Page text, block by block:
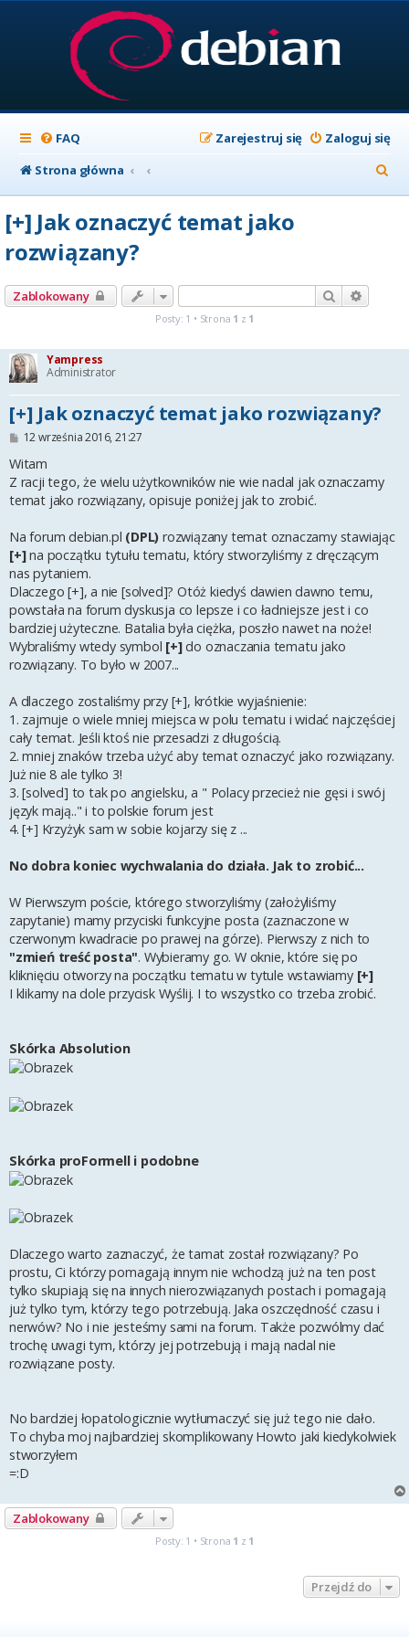
FAQ Zaloguj się
Zarejestruj się
Strona główna
z
[+] Jak oznaczyć temat jako
rozwiązany?
Zablokowany Szukaj
Posty: 1 • Strona 1 z 1
Yampress
Administrator
[+] Jak oznaczyć temat jako rozwiązany?
P
s
12 września 2016, 21:27
Witam
Z racji tego, że wielu użytkowników nie wie nadal jak oznaczamy
temat jako rozwiązany, opisuje poniżej jak to zrobić.
Na forum debian.pl (DPL) rozwiązany temat oznaczamy stawiając
[+]na początku tytułu tematu, który stworzyliśmy z dręczącym
nas pytaniem.
Dlaczego [+], a nie [solved]? Otóż kiedyś dawien dawno temu,
powstała na forum dyskusja co lepsze i co ładniejsze jest i co
bardziej użyteczne. Batalia była ciężka, poszło nawet na noże!
Wybraliśmy wtedy symbol [+]do oznaczania tematu jako
rozwiązany. To było w 2007...
A dlaczego zostaliśmy przy [+], krótkie wyjaśnienie:
1. zajmuje o wiele mniej miejsca w polu tematu i widać najczęściej
cały temat. Jeśli ktoś nie przesadzi z długością.
2. mniej znaków trzeba użyć aby temat oznaczyć jako rozwiązany.
Już nie 8 ale tylko 3!
3. [solved] to tak po angielsku, a " Polacy przecież nie gęsi i swój
język mają.." i to polskie forum jest
4. [+] Krzyżyk sam w sobie kojarzy się z ...
No dobra koniec wychwalania do działa. Jak to zrobić...
W Pierwszym poście, którego stworzyliśmy (założyliśmy
zapytanie) mamy przyciski funkcyjne posta (zaznaczone w
czerwonym kwadracie po prawej na górze). Pierwszy z nich to
"zmień treść posta". Wybieramy go. W oknie, które się po
kliknięciu otworzy na początku tematu w tytule wstawiamy [+]
I klikamy na dole przycisk Wyślij. I to wszystko co trzeba zrobić.
Skórka Absolution
Skórka proFormell i podobne
Dlaczego warto zaznaczyć, że tamat został rozwiązany? Po
prostu, Ci którzy pomagają innym nie wchodzą już na ten post
tylko skupiają się na innych nierozwiązanych postach i pomagają
już tylko tym, którzy tego potrzebują. Jaka oszczędność czasu i
nerwów? No i nie jesteśmy sami na forum. Także pozwólmy dać
trochę uwagi tym, którzy jej potrzebują i mają nadal nie
rozwiązane posty.
No bardziej łopatologicznie wytłumaczyć się już tego nie dało.
To chyba moj najbardziej skomplikowany Howto jaki kiedykolwiek
stworzyłem
=:D
Zablokowany
Posty: 1 • Strona 1 z 1
Przejdź do